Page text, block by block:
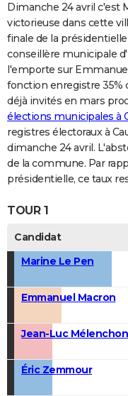
Dimanche 24 avril c'est
victorieuse dans cette
finale de la
conseillère municipale
l'emporte sur
fonction enregistre 35%
déjà invités en mars
élections municipales à
registres électoraux à
dimanche 24 avril.
de la commune. Par
présidentielle, ce taux
TOUR 1
Candidat
Marine Le Pen
Emmanuel Macron
Jean-Luc Mélenchon
Éric Zemmour